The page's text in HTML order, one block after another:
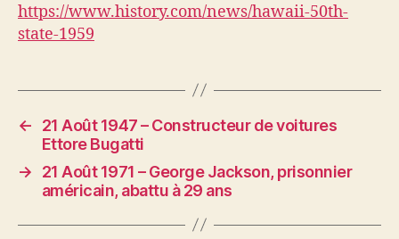
https://www.history.com/news/hawaii-50th-
state-1959
←
21 Août 1947 – Constructeur de voitures
Ettore Bugatti
→
21 Août 1971 – George Jackson, prisonnier
américain, abattu à 29 ans